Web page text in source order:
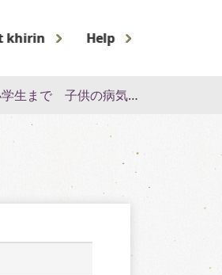
khirin Help
で 子供の病気と応急手当